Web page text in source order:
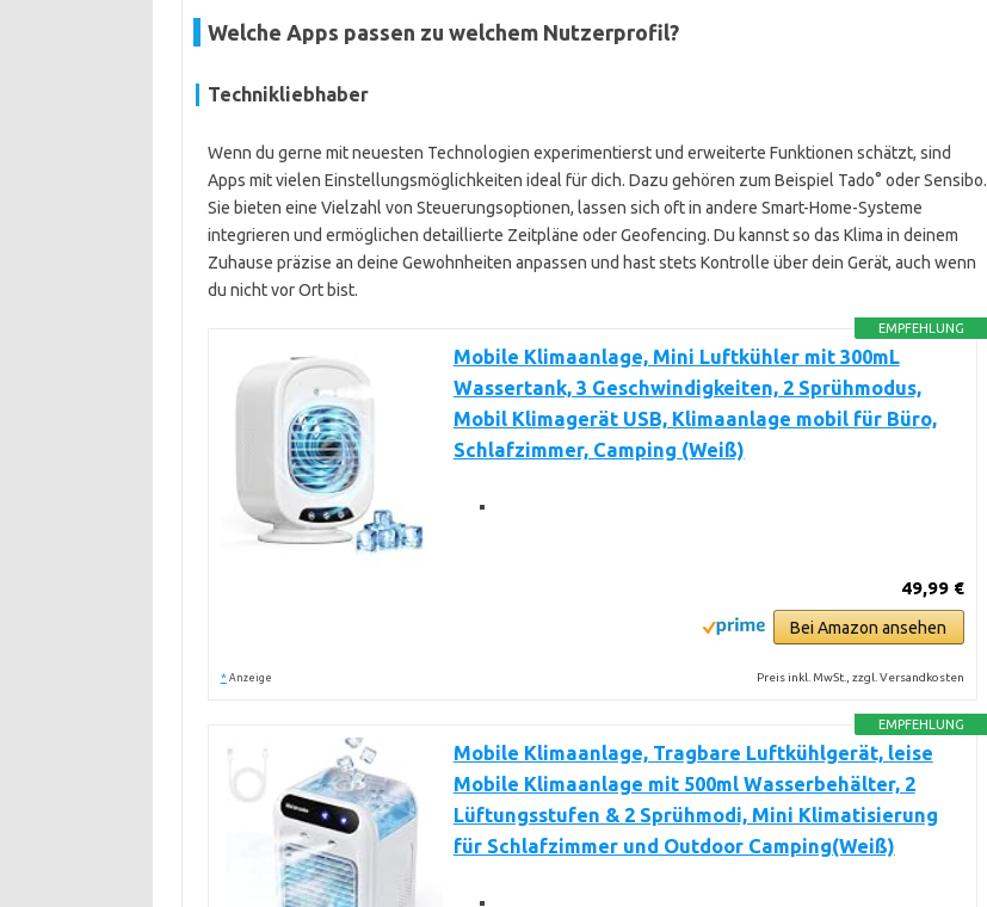
Welche Apps passen zu welchem Nutzerprofil?
Technikliebhaber
Wenn du gerne mit neuesten Technologien experimentierst und erweiterte Funktionen schätzt, sind
Apps mit vielen Einstellungsmöglichkeiten ideal für dich. Dazu gehören zum Beispiel Tado° oder Sensibo.
Sie bieten eine Vielzahl von Steuerungsoptionen, lassen sich oft in andere Smart-Home-Systeme
integrieren und ermöglichen detaillierte Zeitpläne oder Geofencing. Du kannst so das Klima in deinem
Zuhause präzise an deine Gewohnheiten anpassen und hast stets Kontrolle über dein Gerät, auch wenn
du nicht vor Ort bist.
EMPFEHLUNG
Mobile Klimaanlage, Mini Luftkühler mit 300mL
Wassertank, 3 Geschwindigkeiten, 2 Sprühmodus,
Mobil Klimagerät USB, Klimaanlage mobil für Büro,
Schlafzimmer, Camping (Weiß)
49,99 €
Bei Amazon ansehen
* Anzeige Preis inkl. MwSt., zzgl. Versandkosten
EMPFEHLUNG
Mobile Klimaanlage, Tragbare Luftkühlgerät, leise
Mobile Klimaanlage mit 500ml Wasserbehälter, 2
Lüftungsstufen & 2 Sprühmodi, Mini Klimatisierung
für Schlafzimmer und Outdoor Camping(Weiß)